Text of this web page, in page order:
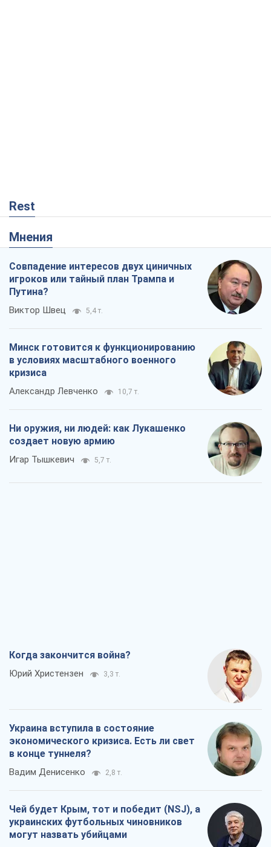
Rest
Мнения
Совпадение интересов двух циничных
игроков или тайный план Трампа и
Путина?
Виктор Швец 5,4 т.
Минск готовится к функционированию
в условиях масштабного военного
кризиса
Александр Левченко 10,7 т.
Ни оружия, ни людей: как Лукашенко
создает новую армию
Игар Тышкевич 5,7 т.
Когда закончится война?
Юрий Христензен 3,3 т.
Украина вступила в состояние
экономического кризиса. Есть ли свет
в конце туннеля?
Вадим Денисенко 2,8 т.
Чей будет Крым, тот и победит (NSJ), а
украинских футбольных чиновников
могут назвать убийцами